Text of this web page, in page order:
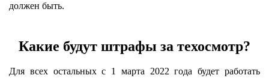
должен быть.
Какие будут штрафы за техосмотр?
Для всех остальных с 1 марта 2022 года будет работать